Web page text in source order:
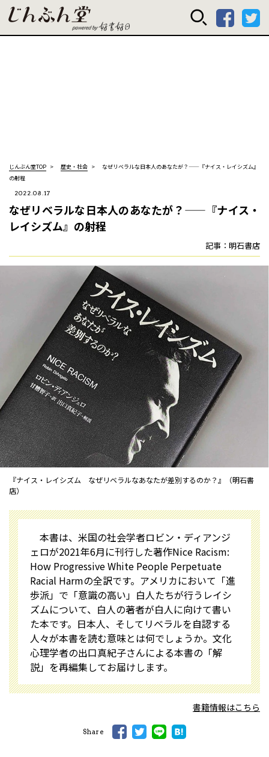
じんぶん堂
じんぶん堂TOP 歴史・社会
なぜリベラルな日本人のあなたが？——『ナイス・レイシズム』
の射程
2022.08.17
なぜリベラルな日本人のあなたが？——『ナイス・
レイシズム』の射程
記事：明石書店
『ナイス・レイシズム なぜリベラルなあなたが差別するのか？』（明石書
店）
本書は、米国の社会学者ロビン・ディアンジ
ェロが2021年6月に刊行した著作Nice Racism:
How Progressive White People Perpetuate
Racial Harmの全訳です。アメリカにおいて「進
歩派」で「意識の高い」白人たちが行うレイシ
ズムについて、白人の著者が白人に向けて書い
た本です。日本人、そしてリベラルを自認する
人々が本書を読む意味とは何でしょうか。文化
心理学者の出口真紀子さんによる本書の「解
説」を再編集してお届けします。
書籍情報はこちら
Share